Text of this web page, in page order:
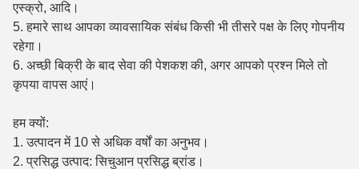
एस्क्रो, आदि।
5. हमारे साथ आपका व्यावसायिक संबंध किसी भी तीसरे पक्ष के लिए गोपनीय
रहेगा।
6. अच्छी बिक्री के बाद सेवा की पेशकश की, अगर आपको प्रश्न मिले तो
कृपया वापस आएं।
हम क्यों:
1. उत्पादन में 10 से अधिक वर्षों का अनुभव।
2. प्रसिद्ध उत्पाद: सिचुआन प्रसिद्ध ब्रांड।